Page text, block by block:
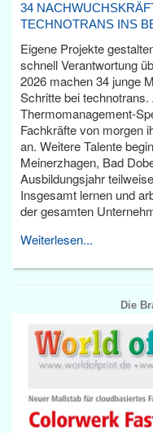
34
TECHNOTRANS INS
Eigene Projekte
schnell Verantwortung
2026 machen 34 junge
Schritte bei
Thermomanagement-
Fachkräfte von morgen
an. Weitere Talente
Meinerzhagen, Bad
Ausbildungsjahr
Insgesamt lernen und
der gesamten
Weiterlesen...
Die